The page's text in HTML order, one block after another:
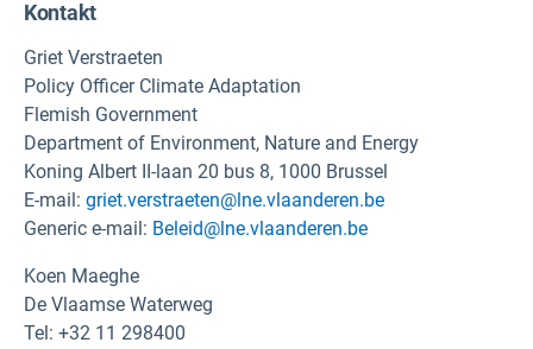
Kontakt
Griet Verstraeten
Policy Officer Climate Adaptation
Flemish Government
Department of Environment, Nature and Energy
Koning Albert II-laan 20 bus 8, 1000 Brussel
E-mail: griet.verstraeten@lne.vlaanderen.be
Generic e-mail: Beleid@lne.vlaanderen.be
Koen Maeghe
De Vlaamse Waterweg
Tel: +32 11 298400